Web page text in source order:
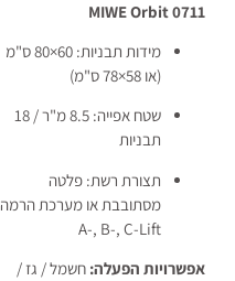
MIWE Orbit 0711
מידות תבניות: 60×80 ס"מ
(או 58×78 ס"מ)
שטח אפייה: 8.5 מ"ר / 18
תבניות
תצורת רשת: פלטה
מסתובבת או מערכת הרמה
A-, B-, C-Lift
אפשרויות הפעלה: חשמל / גז /